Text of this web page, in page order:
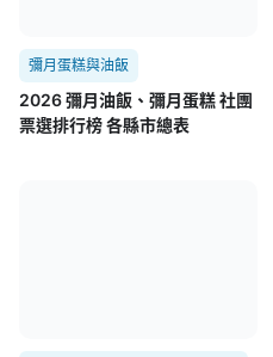
彌月蛋糕與油飯
2026 彌月油飯、彌月蛋糕 社團
票選排行榜 各縣市總表